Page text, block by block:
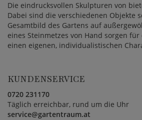
Die eindrucksvollen Skulpturen von
Dabei sind die verschiedenen Objekte
Gesamtbild des Gartens auf
eines Steinmetzes von Hand sorgen
einen eigenen, individualistischen
KUNDENSERVICE
0720 231170
Täglich erreichbar, rund um die Uhr
service@gartentraum.at